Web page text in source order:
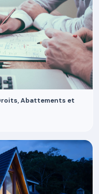
Abattements et